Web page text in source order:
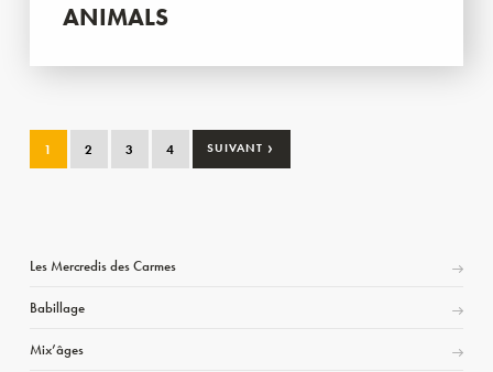
ANIMALS
1 2 3 4 SUIVANT ›
Les Mercredis des Carmes
Babillage
Mix’âges